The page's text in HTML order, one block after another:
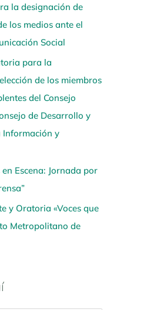
la designación de
los medios ante el
Social
para la
de los miembros
del Consejo
de Desarrollo y
Información y
Escena: Jornada por
y Oratoria «Voces que
Metropolitano de